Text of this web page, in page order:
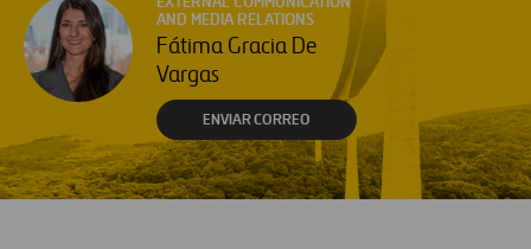
AND MEDIA RELATIONS
Fátima Gracia De
Vargas
ENVIAR CORREO